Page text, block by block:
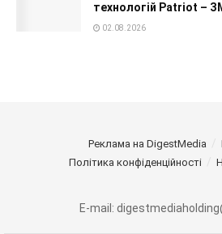
технологій Patriot –
02.08.2026
Реклама на DigestMedia
Політика конфіденційності
E-mail: